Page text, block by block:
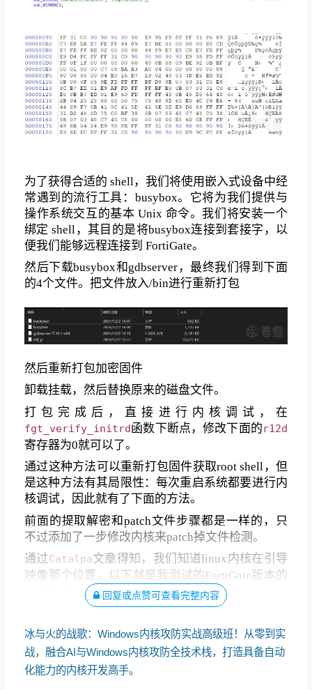
为了获得合适的 shell，我们将使用嵌入式设备中经
常遇到的流行工具：busybox。它将为我们提供与
操作系统交互的基本 Unix 命令。我们将安装一个
绑定 shell，其目的是将busybox连接到套接字，以
便我们能够远程连接到 FortiGate。
然后下载busybox和gdbserver，最终我们得到下面
的4个文件。把文件放入/bin进行重新打包
然后重新打包加密固件
卸载挂载，然后替换原来的磁盘文件。
打包完成后，直接进行内核调试，在
fgt_verify_initrd函数下断点，修改下面的r12d
寄存器为0就可以了。
通过这种方法可以重新打包固件获取root shell，但
是这种方法有其局限性：每次重启系统都要进行内
核调试，因此就有了下面的方法。
前面的提取解密和patch文件步骤都是一样的，只
不过添加了一步修改内核来patch掉文件检测。
通过Catalpa文章得知，我们知道linux内核在引导
映像那个位置，以下就是我测试的FortiGate版本的
内核信息。定位此段代码的特征码564889F748
回复或点赞可查看完整内容
冰与火的战歌：Windows内核攻防实战高级班！从零到实
战，融合AI与Windows内核攻防全技术栈，打造具备自动
化能力的内核开发高手。